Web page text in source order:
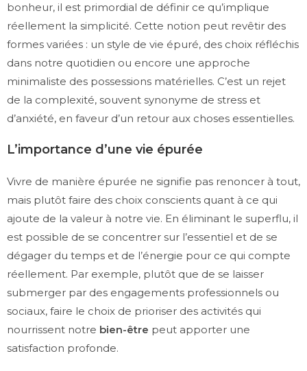
bonheur, il est primordial de définir ce qu’implique
réellement la simplicité. Cette notion peut revêtir des
formes variées : un style de vie épuré, des choix réfléchis
dans notre quotidien ou encore une approche
minimaliste des possessions matérielles. C’est un rejet
de la complexité, souvent synonyme de stress et
d’anxiété, en faveur d’un retour aux choses essentielles.
L’importance d’une vie épurée
Vivre de manière épurée ne signifie pas renoncer à tout,
mais plutôt faire des choix conscients quant à ce qui
ajoute de la valeur à notre vie. En éliminant le superflu, il
est possible de se concentrer sur l’essentiel et de se
dégager du temps et de l’énergie pour ce qui compte
réellement. Par exemple, plutôt que de se laisser
submerger par des engagements professionnels ou
sociaux, faire le choix de prioriser des activités qui
nourrissent notre bien-être peut apporter une
satisfaction profonde.